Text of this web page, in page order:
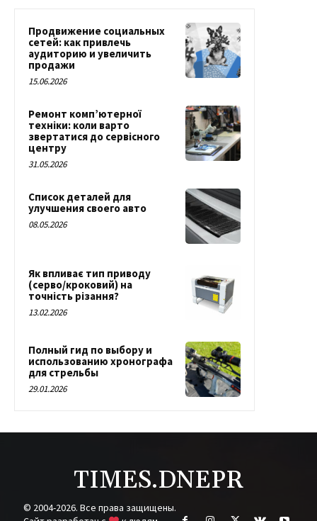
Продвижение социальных
сетей: как привлечь
аудиторию и увеличить
продажи
15.06.2026
Ремонт комп’ютерної
техніки: коли варто
звертатися до сервісного
центру
31.05.2026
Список деталей для
улучшения своего авто
08.05.2026
Як впливає тип приводу
(серво/кроковий) на
точність різання?
13.02.2026
Полный гид по выбору и
использованию хронографа
для стрельбы
29.01.2026
TIMES.DNEPR
© 2004-2026. Все права защищены.